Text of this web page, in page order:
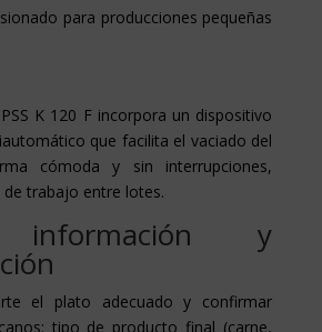
para producciones pequeñas
K 120 F incorpora un dispositivo
que facilita el vaciado del
cómoda y sin interrupciones,
de trabajo entre lotes.
información y
el plato adecuado y confirmar
tipo de producto final (carne,